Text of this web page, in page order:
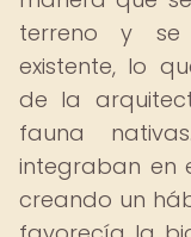
terreno y se
existente, lo
de la
fauna
integraban en
creando un